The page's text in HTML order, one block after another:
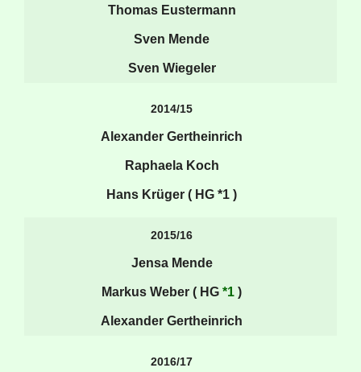
Thomas Eustermann
Sven Mende
Sven Wiegeler
2014/15
Alexander Gertheinrich
Raphaela Koch
Hans Krüger ( HG*1)
2015/16
Jensa Mende
Markus Weber ( HG*1 )
Alexander Gertheinrich
2016/17